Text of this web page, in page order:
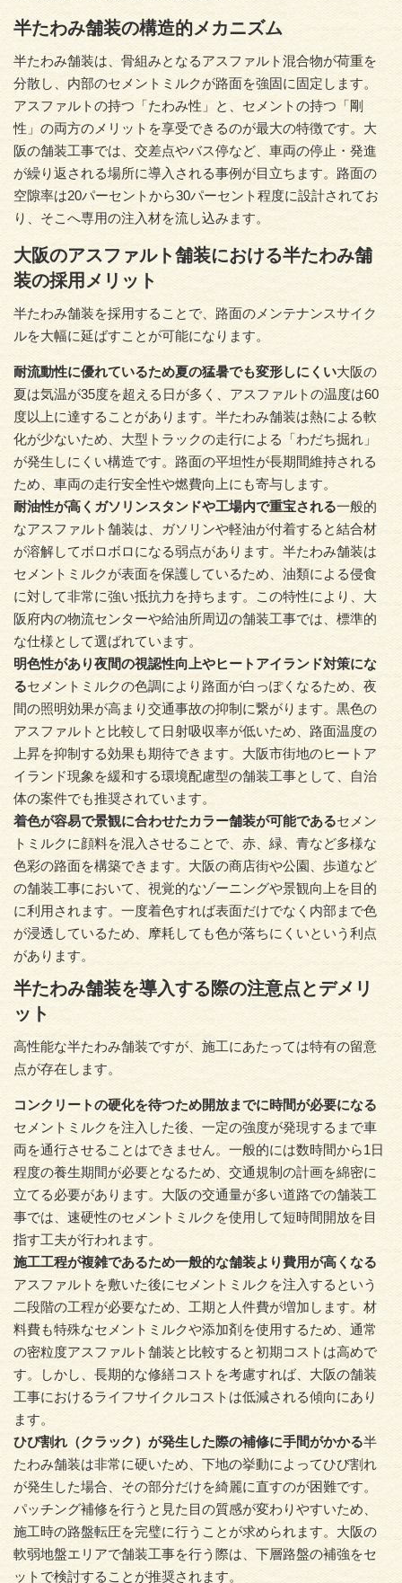
半たわみ舗装の構造的メカニズム
半たわみ舗装は、骨組みとなるアスファルト混合物が荷重を
分散し、内部のセメントミルクが路面を強固に固定します。
アスファルトの持つ「たわみ性」と、セメントの持つ「剛
性」の両方のメリットを享受できるのが最大の特徴です。大
阪の舗装工事では、交差点やバス停など、車両の停止・発進
が繰り返される場所に導入される事例が目立ちます。路面の
空隙率は20パーセントから30パーセント程度に設計されてお
り、そこへ専用の注入材を流し込みます。
大阪のアスファルト舗装における半たわみ舗
装の採用メリット
半たわみ舗装を採用することで、路面のメンテナンスサイク
ルを大幅に延ばすことが可能になります。
耐流動性に優れているため夏の猛暑でも変形しにくい大阪の
夏は気温が35度を超える日が多く、アスファルトの温度は60
度以上に達することがあります。半たわみ舗装は熱による軟
化が少ないため、大型トラックの走行による「わだち掘れ」
が発生しにくい構造です。路面の平坦性が長期間維持される
ため、車両の走行安全性や燃費向上にも寄与します。
耐油性が高くガソリンスタンドや工場内で重宝される一般的
なアスファルト舗装は、ガソリンや軽油が付着すると結合材
が溶解してボロボロになる弱点があります。半たわみ舗装は
セメントミルクが表面を保護しているため、油類による侵食
に対して非常に強い抵抗力を持ちます。この特性により、大
阪府内の物流センターや給油所周辺の舗装工事では、標準的
な仕様として選ばれています。
明色性があり夜間の視認性向上やヒートアイランド対策にな
るセメントミルクの色調により路面が白っぽくなるため、夜
間の照明効果が高まり交通事故の抑制に繋がります。黒色の
アスファルトと比較して日射吸収率が低いため、路面温度の
上昇を抑制する効果も期待できます。大阪市街地のヒートア
イランド現象を緩和する環境配慮型の舗装工事として、自治
体の案件でも推奨されています。
着色が容易で景観に合わせたカラー舗装が可能であるセメン
トミルクに顔料を混入させることで、赤、緑、青など多様な
色彩の路面を構築できます。大阪の商店街や公園、歩道など
の舗装工事において、視覚的なゾーニングや景観向上を目的
に利用されます。一度着色すれば表面だけでなく内部まで色
が浸透しているため、摩耗しても色が落ちにくいという利点
があります。
半たわみ舗装を導入する際の注意点とデメリ
ット
高性能な半たわみ舗装ですが、施工にあたっては特有の留意
点が存在します。
コンクリートの硬化を待つため開放までに時間が必要になる
セメントミルクを注入した後、一定の強度が発現するまで車
両を通行させることはできません。一般的には数時間から1日
程度の養生期間が必要となるため、交通規制の計画を綿密に
立てる必要があります。大阪の交通量が多い道路での舗装工
事では、速硬性のセメントミルクを使用して短時間開放を目
指す工夫が行われます。
施工工程が複雑であるため一般的な舗装より費用が高くなる
アスファルトを敷いた後にセメントミルクを注入するという
二段階の工程が必要なため、工期と人件費が増加します。材
料費も特殊なセメントミルクや添加剤を使用するため、通常
の密粒度アスファルト舗装と比較すると初期コストは高めで
す。しかし、長期的な修繕コストを考慮すれば、大阪の舗装
工事におけるライフサイクルコストは低減される傾向にあり
ます。
ひび割れ（クラック）が発生した際の補修に手間がかかる半
たわみ舗装は非常に硬いため、下地の挙動によってひび割れ
が発生した場合、その部分だけを綺麗に直すのが困難です。
パッチング補修を行うと見た目の質感が変わりやすいため、
施工時の路盤転圧を完璧に行うことが求められます。大阪の
軟弱地盤エリアで舗装工事を行う際は、下層路盤の補強をセ
ットで検討することが推奨されます。